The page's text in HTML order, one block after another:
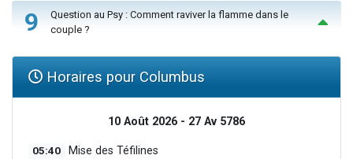
9
Question au Psy : Comment raviver la flamme dans le
couple ?
Horaires pour Columbus
10 Août 2026 - 27 Av 5786
05:40 Mise des Téfilines